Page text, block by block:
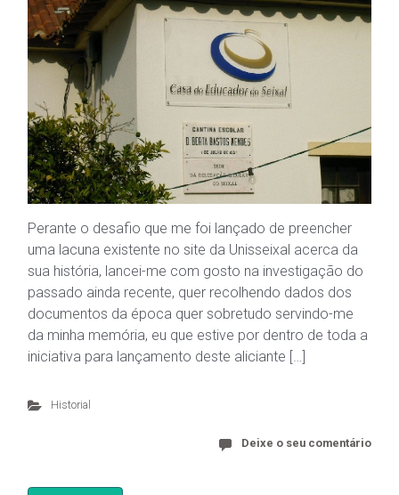
Perante o desafio que me foi lançado de preencher
uma lacuna existente no site da Unisseixal acerca da
sua história, lancei-me com gosto na investigação do
passado ainda recente, quer recolhendo dados dos
documentos da época quer sobretudo servindo-me
da minha memória, eu que estive por dentro de toda a
iniciativa para lançamento deste aliciante […]
Historial
Deixe o seu comentário